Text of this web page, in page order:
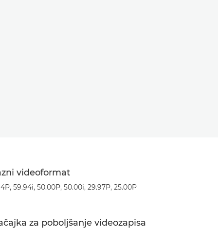
videoformat
59.94i, 50.00P, 50.00i, 29.97P, 25.00P
za poboljšanje videozapisa